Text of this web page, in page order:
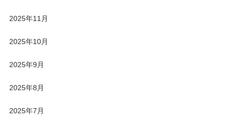
2025年11月
2025年10月
2025年9月
2025年8月
2025年7月